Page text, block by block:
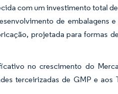
com um investimento total de
de embalagens
projetada para formas
no crescimento do
terceirizadas de GMP e aos